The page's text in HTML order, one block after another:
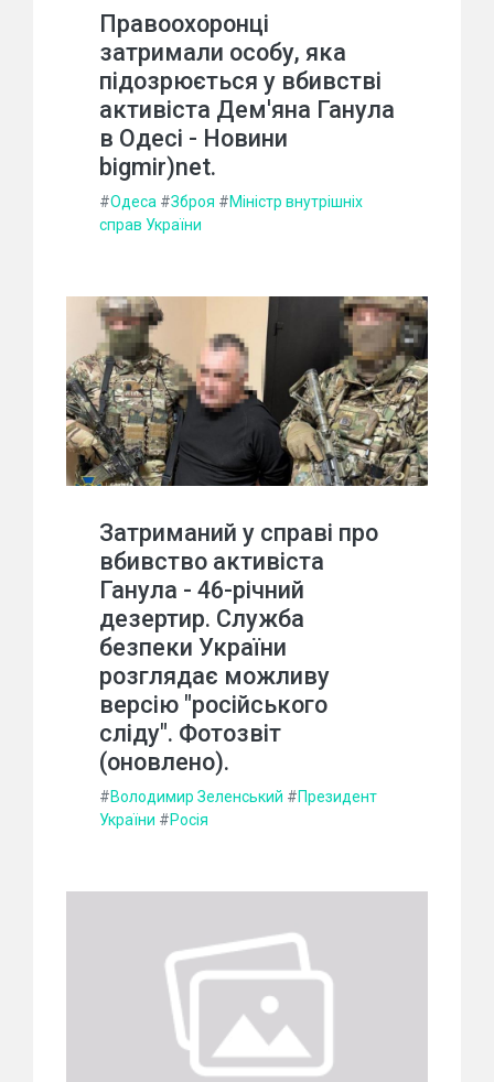
Правоохоронці
затримали особу, яка
підозрюється у вбивстві
активіста Дем'яна Ганула
в Одесі - Новини
bigmir)net.
#Одеса #Зброя #Міністр внутрішніх
справ України
Затриманий у справі про
вбивство активіста
Ганула - 46-річний
дезертир. Служба
безпеки України
розглядає можливу
версію "російського
сліду". Фотозвіт
(оновлено).
#Володимир Зеленський #Президент
України #Росія